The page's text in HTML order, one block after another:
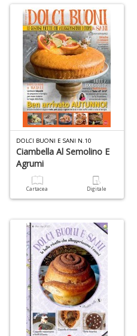
DOLCI BUONI E SANI N.10
Ciambella Al Semolino E
Agrumi
Cartacea Digitale